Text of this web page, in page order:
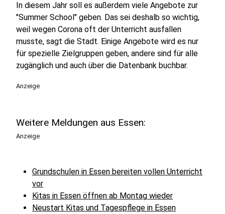
In diesem Jahr soll es außerdem viele Angebote zur
"Summer School" geben. Das sei deshalb so wichtig,
weil wegen Corona oft der Unterricht ausfallen
musste, sagt die Stadt. Einige Angebote wird es nur
für spezielle Zielgruppen geben, andere sind für alle
zugänglich und auch über die Datenbank buchbar.
Anzeige
Weitere Meldungen aus Essen:
Anzeige
Grundschulen in Essen bereiten vollen Unterricht
vor
Kitas in Essen öffnen ab Montag wieder
Neustart Kitas und Tagespflege in Essen